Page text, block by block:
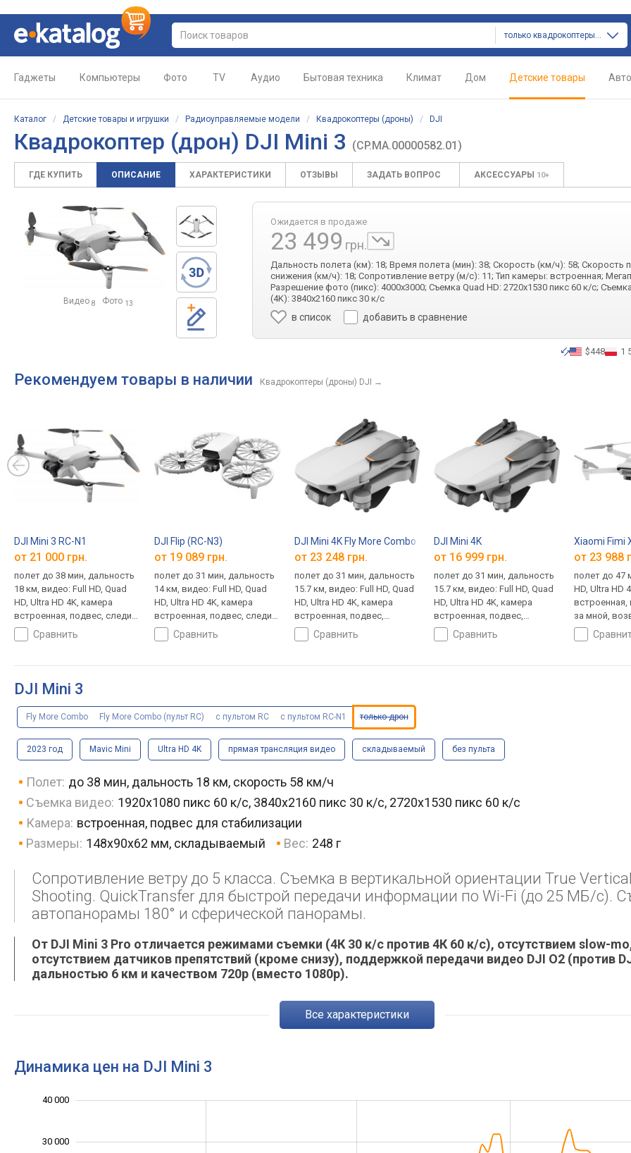
только квадрокоптеры (дроны)
Гаджеты Компьютеры Фото TV Аудио Бытовая техника Климат Дом Детские товары Авто
Каталог / Детские товары и игрушки / Радиоуправляемые модели / Квадрокоптеры (дроны) / DJI
Квадрокоптер (дрон) DJI Mini 3 (CP.MA.00000582.01)
ГДЕ КУПИТЬ ОПИСАНИЕ ХАРАКТЕРИСТИКИ ОТЗЫВЫ ЗАДАТЬ ВОПРОС АКСЕССУАРЫ 10+
Видео 8 Фото 13
Ожидается в продаже
23 499 грн.
Дальность полета (км): 18; Время полета (мин): 38; Скорость (км/ч): 58; Скорость
снижения (км/ч): 18; Сопротивление ветру (м/с): 11; Тип камеры: встроенная;
Разрешение фото (пикс): 4000x3000; Съемка Quad HD: 2720x1530 пикс 60 к/с;
(4K): 3840x2160 пикс 30 к/с
в список добавить в сравнение
$448 1
Рекомендуем товары в наличии Квадрокоптеры (дроны) DJI →
DJI Mini 3 RC-N1
от 21 000 грн.
полет до 38 мин, дальность
18 км, видео: Full HD, Quad
HD, Ultra HD 4K, камера
встроенная, подвес, следи
за мной, возврат домой,
складываемый, вес 248 г
сравнить
DJI Flip (RC-N3)
от 19 089 грн.
полет до 31 мин, дальность
14 км, видео: Full HD, Quad
HD, Ultra HD 4K, камера
встроенная, подвес, следи
за мной, возврат домой,
облет точек, управление
вес 249 г
сравнить
DJI Mini 4K Fly More Combo
от 23 248 грн.
полет до 31 мин, дальность
15.7 км, видео: Full HD, Quad
HD, Ultra HD 4K, камера
встроенная, подвес,
возврат домой,
складываемый, вес 246 г
сравнить
DJI Mini 4K
от 16 999 грн.
полет до 31 мин, дальность
15.7 км, видео: Full HD, Quad
HD, Ultra HD 4K, камера
встроенная, подвес,
возврат домой,
складываемый, вес 246 г
сравнить
Xiaomi Fimi
от 23 988
полет до 47
HD, Ultra HD
встроенная,
за мной,
облет точек,
DJI Mini 3
Fly More Combo Fly More Combo (пульт RC) с пультом RC с пультом RC-N1 только дрон
2023 год Mavic Mini Ultra HD 4K прямая трансляция видео складываемый без пульта
Полет: до 38 мин, дальность 18 км, скорость 58 км/ч
Съемка видео: 1920x1080 пикс 60 к/с, 3840x2160 пикс 30 к/с, 2720x1530 пикс 60 к/с
Камера: встроенная, подвес для стабилизации
Размеры: 148x90x62 мм, складываемый Вес: 248 г
Сопротивление ветру до 5 класса. Съемка в вертикальной ориентации True Vertical
Shooting. QuickTransfer для быстрой передачи информации по Wi-Fi (до 25 МБ/с).
автопанорамы 180° и сферической панорамы.
От DJI Mini 3 Pro отличается режимами съемки (4К 30 к/с против 4К 60 к/с), отсутствием slow-
отсутствием датчиков препятствий (кроме снизу), поддержкой передачи видео DJI O2 (против
дальностью 6 км и качеством 720p (вместо 1080p).
Все характеристики
Динамика цен на DJI Mini 3
30 000
40 000